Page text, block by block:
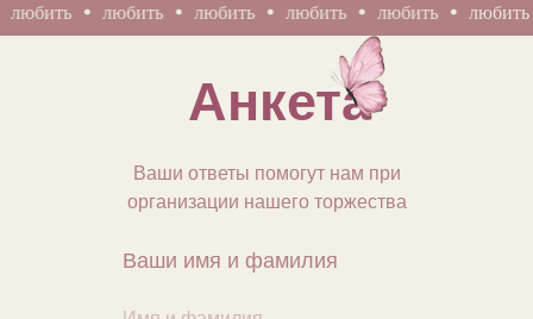
любить любить любить любить любить
Ваши имя и фамилия
Анкета
Ваши ответы помогут нам при
организации нашего торжества